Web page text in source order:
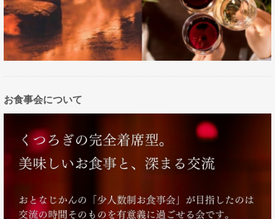
お食事会について